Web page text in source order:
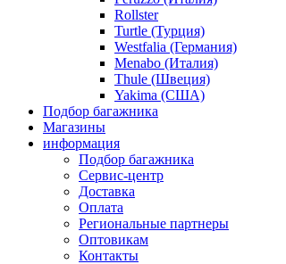
Rollster
Turtle (Турция)
Westfalia (Германия)
Menabo (Италия)
Thule (Швеция)
Yakima (США)
Подбор багажника
Магазины
информация
Подбор багажника
Сервис-центр
Доставка
Оплата
Региональные партнеры
Оптовикам
Контакты